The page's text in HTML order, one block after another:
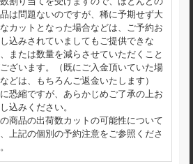
は問題ないのですが、稀に予期せず大
カットとなった場合などは、ご予約お
込みされていましてもご提供できな
または数量を減らさせていただくこと
ざいます。（既にご入金頂いていた場
どは、もちろんご返金いたします）
恐縮ですが、あらかじめご了承の上お
込みください。
商品の出荷数カットの可能性について
上記の個別の予約注意をご参照くださ